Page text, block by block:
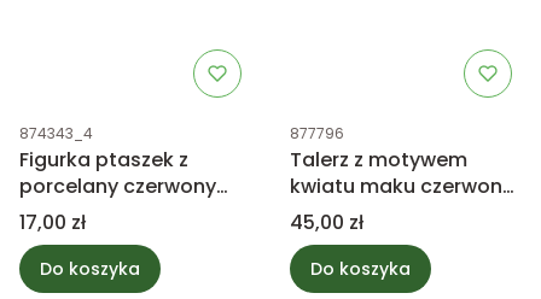
Kod produktu
874343_4
Figurka ptaszek z
porcelany czerwony
8cm
Cena
17,00 zł
Do koszyka
Kod produktu
877796
Talerz z motywem
kwiatu maku czerwony
22cm
Cena
45,00 zł
Do koszyka